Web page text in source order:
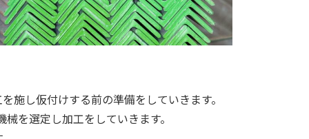
施し仮付けする前の準備をしていきます。
を選定し加工をしていきます。